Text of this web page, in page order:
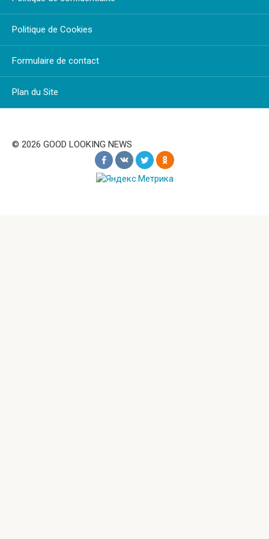
Politique de Cookies
Formulaire de contact
Plan du Site
© 2026 GOOD LOOKING NEWS